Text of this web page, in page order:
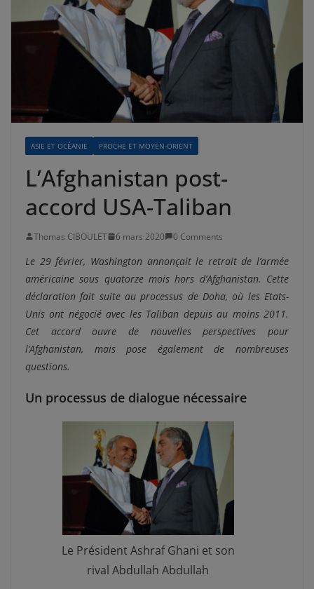
ASIE ET OCÉANIE PROCHE ET MOYEN-ORIENT
L’Afghanistan post-
accord USA-Taliban
Thomas CIBOULET 6 mars 2020 0 Comments
Le 29 février, Washington annonçait le retrait de l’armée
américaine sous quatorze mois hors d’Afghanistan. Cette
déclaration fait suite au processus de Doha, où les Etats-
Unis ont négocié avec les Taliban depuis au moins 2011.
Cet accord ouvre de nouvelles perspectives pour
l’Afghanistan, mais pose également de nombreuses
questions.
Un processus de dialogue nécessaire
Le Président Ashraf Ghani et son
rival Abdullah Abdullah